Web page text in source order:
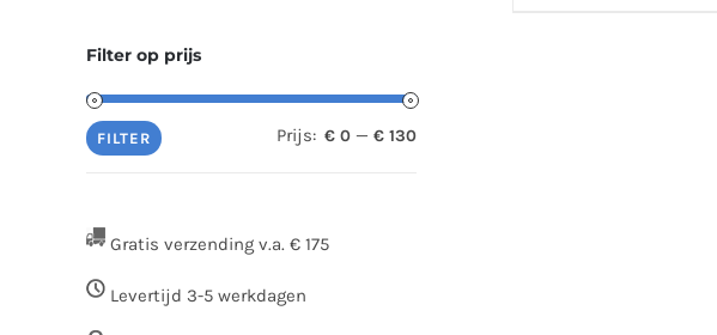
Filter op prijs
Min.
Max.
FILTER Prijs: € 0 — € 130
Gratis verzending v.a. € 175
Levertijd 3-5 werkdagen